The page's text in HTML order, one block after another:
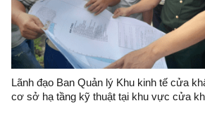
Lãnh đạo Ban Quản lý Khu kinh tế cửa khẩu
cơ sở hạ tầng kỹ thuật tại khu vực cửa